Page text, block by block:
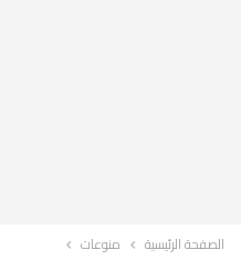
الصفحة الرئيسية منوعات